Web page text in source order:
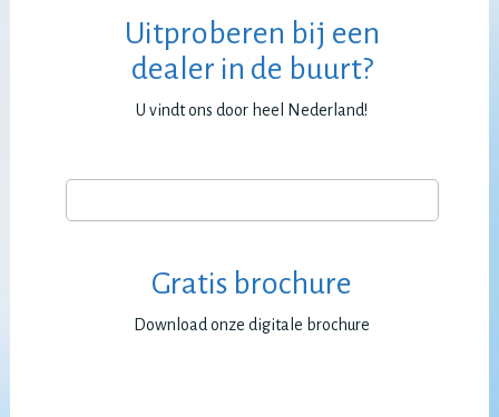
Uitproberen bij een
dealer in de buurt?
U vindt ons door heel Nederland!
Gratis brochure
Download onze digitale brochure